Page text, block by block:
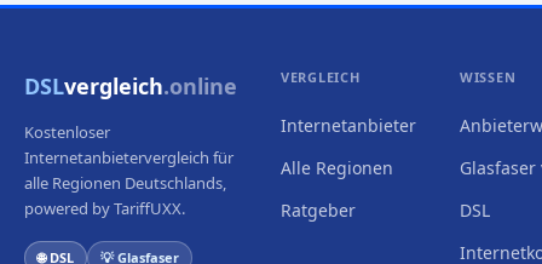
DSLvergleich.online
Kostenloser
Internetanbietervergleich für
alle Regionen Deutschlands,
powered by TariffUXX.
🌐 DSL
💡 Glasfaser
VERGLEICH
Internetanbieter
Alle Regionen
Ratgeber
WISSEN
Glasfaser
DSL